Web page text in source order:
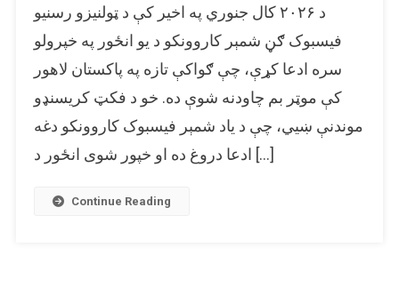
رېښتیا
پاکستان
لاهور
موټر
بم
شوې
د ۲۰۲۶ کال جنوري په اخیر کې د ټولنیزو رسنیو
فیسبوک ګڼ شمېر کاروونکو د یو انځور په خپرولو
سره ادعا کړې، چې ګواکې تازه په پاکستان لاهور
کې موټر بم چاودنه شوې ده. خو د فکټ کریسنډو
موندنې ښیي، چې د یاد شمېر فیسبوک کاروونکو دغه
ادعا دروغ ده او خپور شوی انځور د […]
Continue Reading